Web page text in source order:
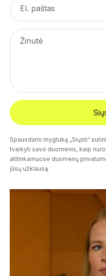
El. paštas
Žinutė
Spausdami mygtuką „Siųsti“
tvarkyti savo duomenis, kaip
atitinkamuose duomenų
jūsų užklausą.